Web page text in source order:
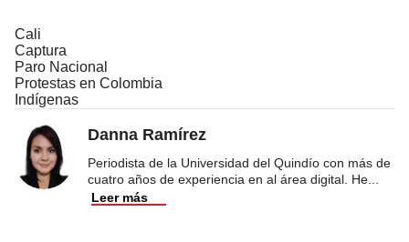
Cali
Captura
Paro Nacional
Protestas en Colombia
Indígenas
Danna Ramírez
Periodista de la Universidad del Quindío con más de
cuatro años de experiencia en al área digital. He
Leer más